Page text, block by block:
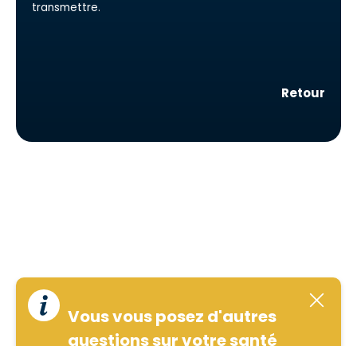
transmettre.
Retour
Vous vous posez d'autres
questions sur votre santé